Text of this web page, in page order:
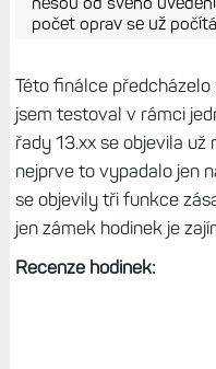
počet oprav se už
Této finálce
jsem testoval v rámci
řady 13.xx se objevila
nejprve to vypadalo jen
se objevily tři funkce
jen zámek hodinek je
Recenze hodinek: